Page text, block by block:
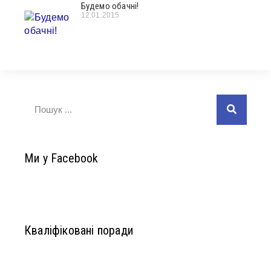
Будемо обачні!
12.01.2015
Ми у Facebook
Кваліфіковані поради